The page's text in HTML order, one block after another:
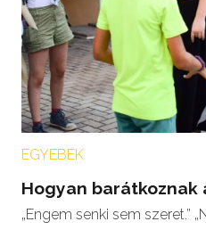
EGYEBEK
Hogyan barátkoznak
„Engem senki sem szeret.”